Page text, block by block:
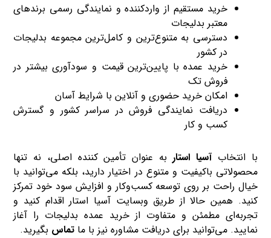
خرید مستقیم از واردکننده و نمایندگی رسمی برندهای
معتبر بدلیجات
دسترسی به متنوع‌ترین و کامل‌ترین مجموعه بدلیجات
در کشور
خرید عمده با پایین‌ترین قیمت و سودآوری بیشتر در
فروش تک
امکان خرید حضوری و آنلاین با شرایط آسان
دریافت نمایندگی فروش در سراسر کشور و گسترش
کسب‌ و کار
با انتخابآسیا استار به ‌عنوان تأمین کننده اصلی، نه ‌تنها
محصولاتی باکیفیت و متنوع در اختیار دارید، بلکه می‌توانید با
خیال راحت بر روی توسعه کسب‌وکار و افزایش سود خود تمرکز
کنید. همین حالا از طریق وبسایت آسیا استار اقدام کنید و
تجربه‌ای مطمئن و متفاوت از خرید عمده بدلیجات را آغاز
نمایید. می‌توانید برای دریافت مشاوره نیز با ماتماس بگیرید.